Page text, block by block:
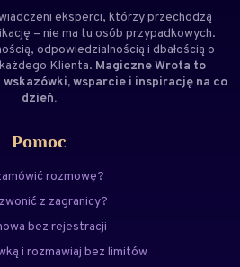
eksperci, którzy przechodzą
– nie ma tu osób przypadkowych.
odpowiedzialnością i dbałością o
Klienta. Magiczne Wrota to
wsparcie i inspirację na co
dzień.
Pomoc
rozmowę?
z zagranicy?
bez rejestracji
i rozmawiaj bez limitów